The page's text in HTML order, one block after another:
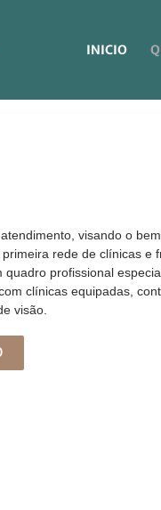
INICIO
visando o
rede de clínicas e
profissional
clínicas equipadas,
visão.